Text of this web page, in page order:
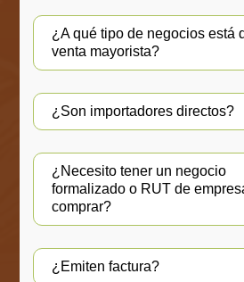
¿A qué tipo de negocios está
venta mayorista?
¿Son importadores directos?
¿Necesito tener un negocio
formalizado o RUT de
comprar?
¿Emiten factura?